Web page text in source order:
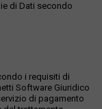
di Dati secondo
i requisiti di
Software Giuridico
di pagamento